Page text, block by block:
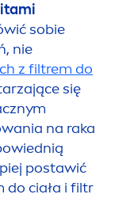
sobie
nie
z filtrem do
się
na raka
postawić
do ciała i filtr